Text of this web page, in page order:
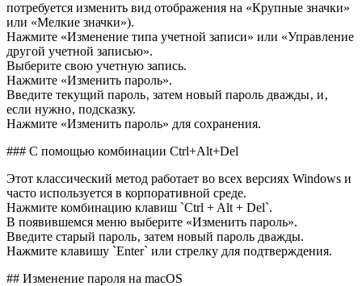
потребуется изменить вид отображения на «Крупные значки»
или «Мелкие значки»).
Нажмите «Изменение типа учетной записи» или «Управление
другой учетной записью».
Выберите свою учетную запись.
Нажмите «Изменить пароль».
Введите текущий пароль‚ затем новый пароль дважды‚ и‚
если нужно‚ подсказку.
Нажмите «Изменить пароль» для сохранения.
### С помощью комбинации Ctrl+Alt+Del
Этот классический метод работает во всех версиях Windows и
часто используется в корпоративной среде.
Нажмите комбинацию клавиш `Ctrl + Alt + Del`.
В появившемся меню выберите «Изменить пароль».
Введите старый пароль‚ затем новый пароль дважды.
Нажмите клавишу `Enter` или стрелку для подтверждения.
## Изменение пароля на macOS